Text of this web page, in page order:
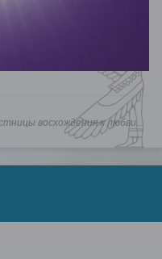
восхождения к любви...